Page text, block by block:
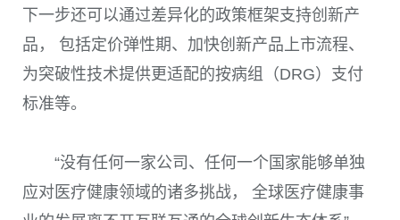
下一步还可以通过差异化的政策框架支持创新产
品， 包括定价弹性期、加快创新产品上市流程、
为突破性技术提供更适配的按病组（DRG）支付
标准等。
“没有任何一家公司、任何一个国家能够单独
应对医疗健康领域的诸多挑战， 全球医疗健康事